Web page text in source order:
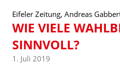
Eifeler Zeitung, Andreas
WIE VIELE
SINNVOLL?
1. Juli 2019